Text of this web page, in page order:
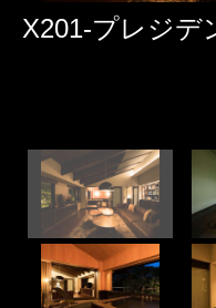
X201-プレジデ